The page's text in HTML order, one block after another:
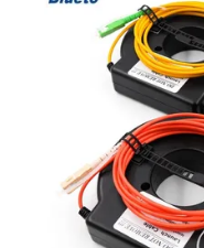
SITEMAP
POLICY